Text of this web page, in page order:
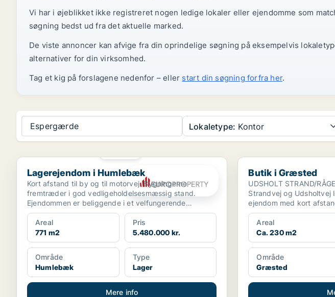
Vi har i øjeblikket ikke registreret nogen ledige lokaler eller ejendomme som
søgning bedst ud fra det aktuelle marked.
De viste annoncer kan afvige fra din oprindelige søgning på eksempelvis
alternativer for din virksomhed.
Tag et kig på forslagene nedenfor – eller start din søgning forfra her.
Espergærde Lokaletype: Kontor
Lagerejendom i Humlebæk
Lagerejendom i Humlebæk
Kort afstand til by og til motorvej. Bygningerne
fremtræder i god vedligeholdelsesmæssig stand.
Ejendommen er beliggende i et velfungerende
erhvervsområde.
Areal
771 m2
Pris
5.480.000 kr.
Område
Humlebæk
Type
Lager
Mere info
Butik i Græsted
Butik i Græsted
UDSHOLT STRAND/
Strandvej og Udsholtvej
ejendom med kort
Grundens f...
Areal
Ca. 230 m2
Område
Græsted